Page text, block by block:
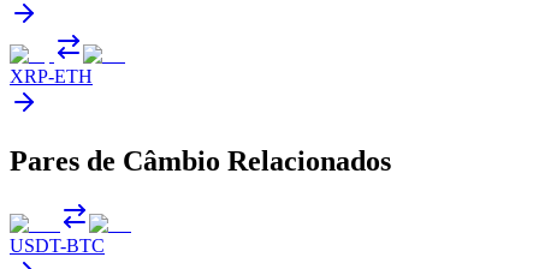
XRP-ETH
Pares de Câmbio Relacionados
USDT-BTC